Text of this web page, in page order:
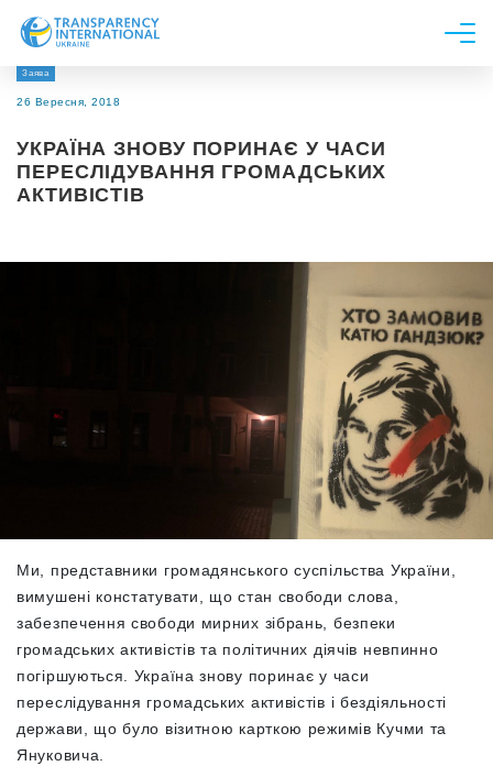
Про нас
Дослідження
Напрями роботи
Заява
26 Вересня, 2018
УКРАЇНА ЗНОВУ ПОРИНАЄ У ЧАСИ
ПЕРЕСЛІДУВАННЯ ГРОМАДСЬКИХ
АКТИВІСТІВ
Ми, представники громадянського суспільства України,
вимушені констатувати, що стан свободи слова,
забезпечення свободи мирних зібрань, безпеки
громадських активістів та політичних діячів невпинно
погіршуються. Україна знову поринає у часи
переслідування громадських активістів і бездіяльності
держави, що було візитною карткою режимів Кучми та
Януковича.